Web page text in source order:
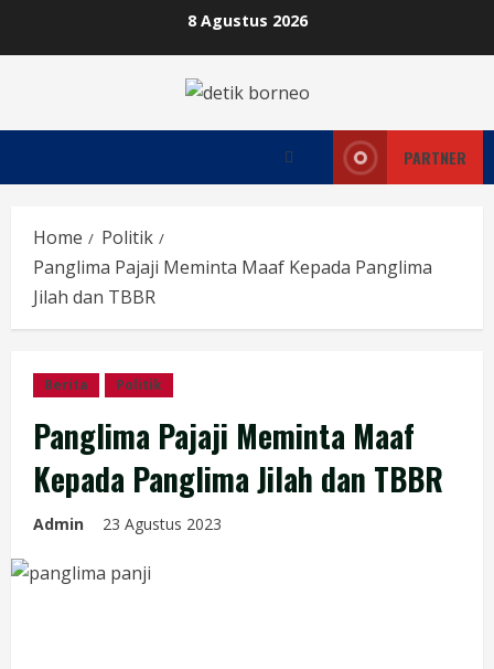
8 Agustus 2026
PARTNER
Home
Politik
Panglima Pajaji Meminta Maaf Kepada Panglima
Jilah dan TBBR
Berita Politik
Panglima Pajaji Meminta Maaf
Kepada Panglima Jilah dan TBBR
Admin 23 Agustus 2023